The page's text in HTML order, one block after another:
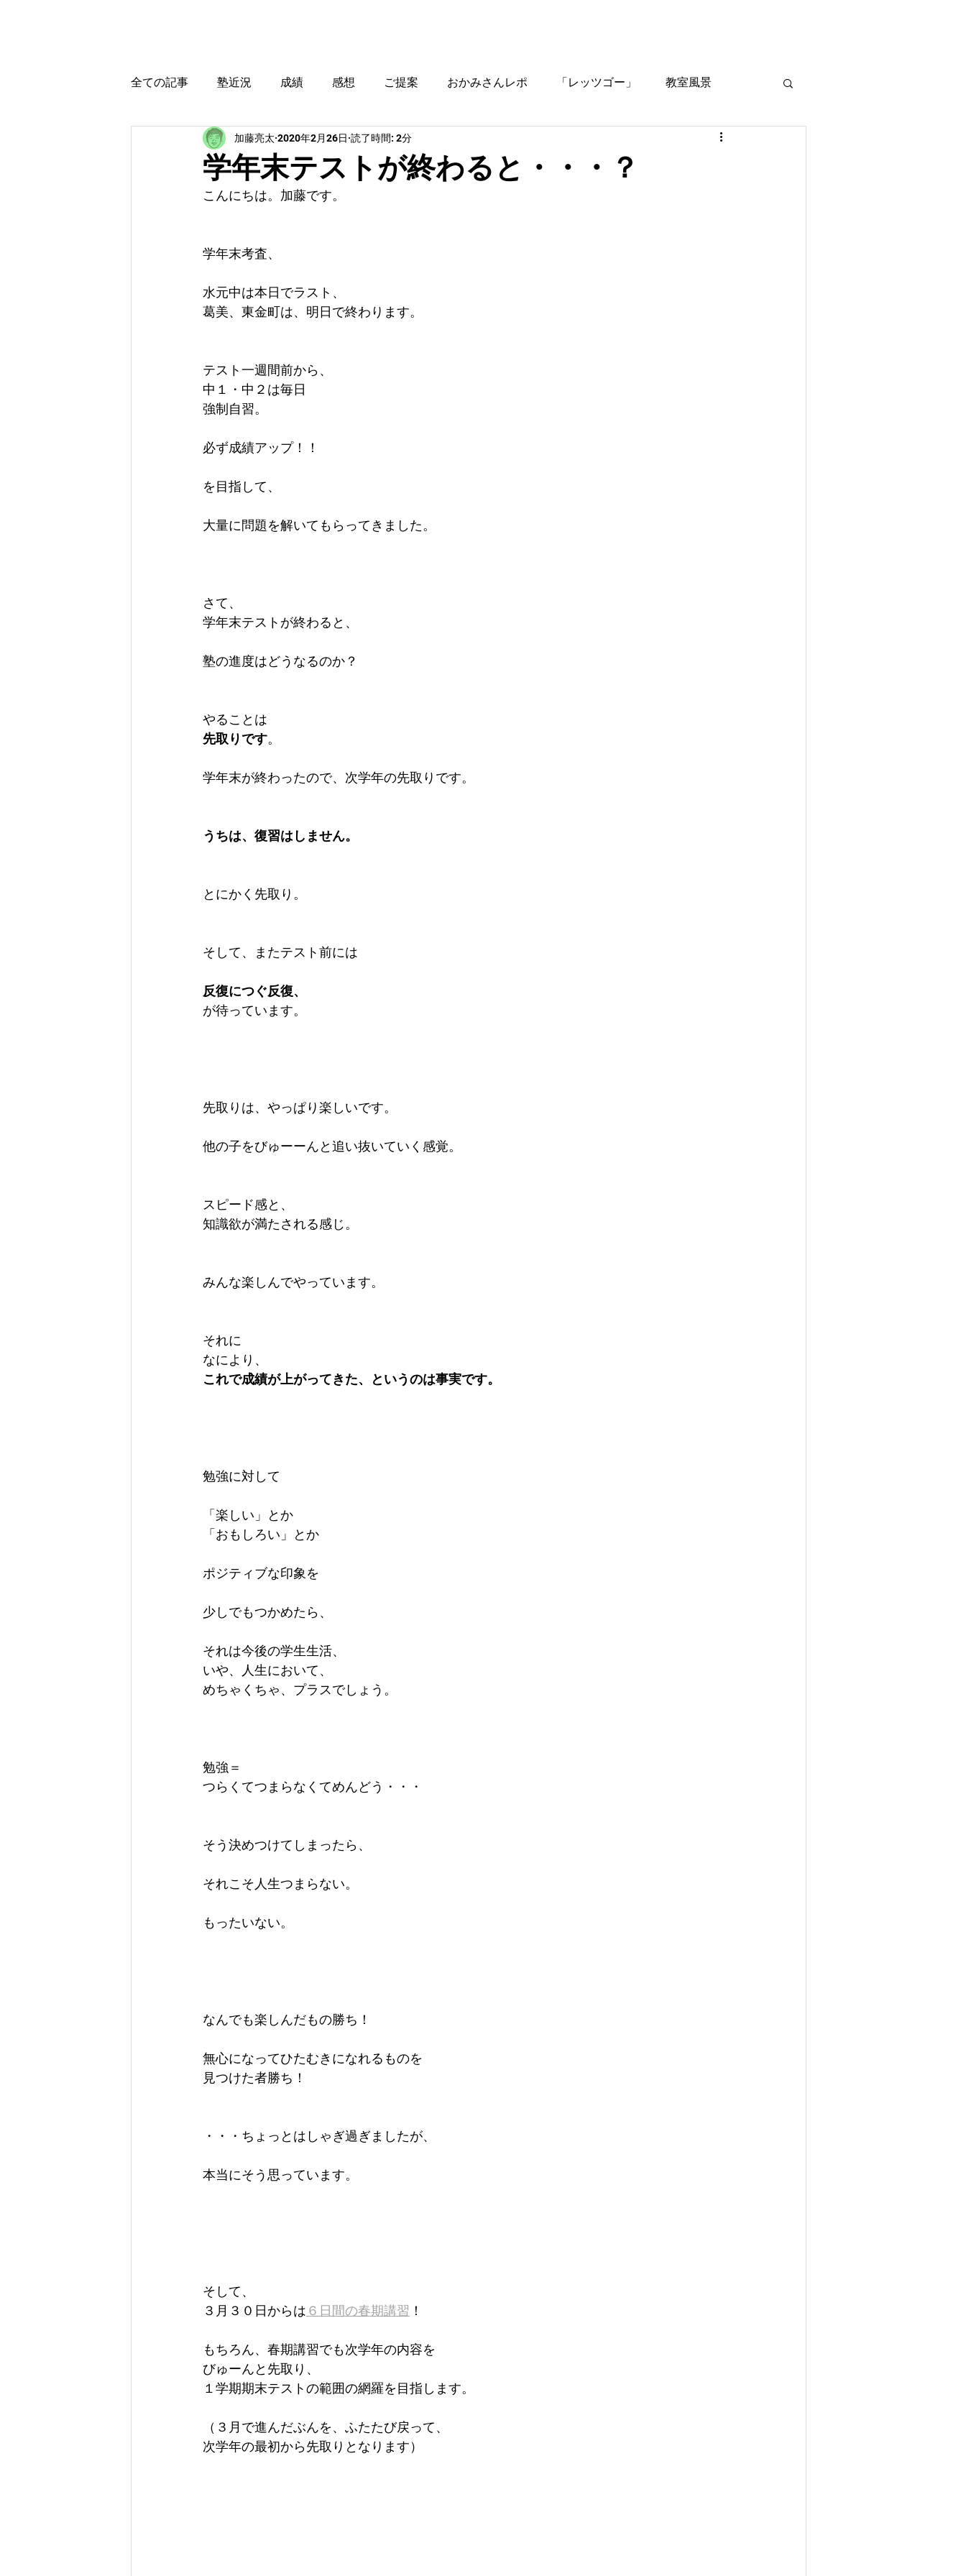
全ての記事 塾近況 成績 感想 ご提案 おかみさんレポ 「レッツゴー」 教室風景
育児・教育本感想 受験に役立つ情報
学年末テストが終わると・・・？
加藤亮太 2020年2月26日 読了時間: 2分
こんにちは。加藤です。
学年末考査、
水元中は本日でラスト、
葛美、東金町は、明日で終わります。
テスト一週間前から、
中１・中２は毎日
強制自習。
必ず成績アップ！！
を目指して、
大量に問題を解いてもらってきました。
さて、
学年末テストが終わると、
塾の進度はどうなるのか？
やることは
先取りです。
学年末が終わったので、次学年の先取りです。
うちは、復習はしません。
とにかく先取り。
そして、またテスト前には
反復につぐ反復、
が待っています。
先取りは、やっぱり楽しいです。
他の子をびゅーーんと追い抜いていく感覚。
スピード感と、
知識欲が満たされる感じ。
みんな楽しんでやっています。
それに
なにより、
これで成績が上がってきた、というのは事実です。
勉強に対して
「楽しい」とか
「おもしろい」とか
ポジティブな印象を
少しでもつかめたら、
それは今後の学生生活、
いや、人生において、
めちゃくちゃ、プラスでしょう。
勉強＝
つらくてつまらなくてめんどう・・・
そう決めつけてしまったら、
それこそ人生つまらない。
もったいない。
なんでも楽しんだもの勝ち！
無心になってひたむきになれるものを
見つけた者勝ち！
・・・ちょっとはしゃぎ過ぎましたが、
本当にそう思っています。
そして、
３月３０日からは ６日間の春期講習 ！
もちろん、春期講習でも次学年の内容を
びゅーんと先取り、
１学期期末テストの範囲の網羅を目指します。
（３月で進んだぶんを、ふたたび戻って、
次学年の最初から先取りとなります）